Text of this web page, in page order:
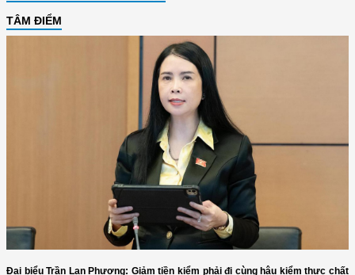
TÂM ĐIỂM
Đại biểu Trần Lan Phương: Giảm tiền kiểm phải đi cùng hậu kiểm thực chất